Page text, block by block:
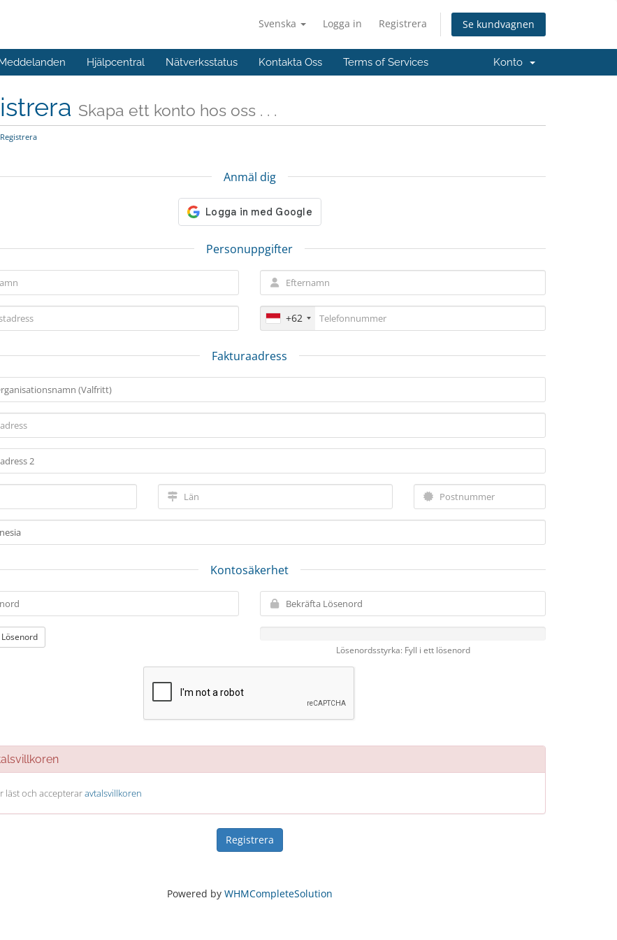
Svenska Logga in Registrera Se kundvagnen
Hjälpcentral Nätverksstatus Kontakta Oss Terms of Services Konto
Skapa ett konto hos oss . . .
Registrera
Anmäl dig
Personuppgifter
+62
Fakturaadress
Kontosäkerhet
Lösenordsstyrka: Fyll i ett lösenord
läst och accepteraravtalsvillkoren
Powered by WHMCompleteSolution